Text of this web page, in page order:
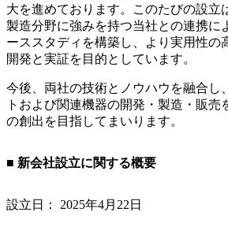
大を進めております。このたびの設立
製造分野に強みを持つ当社との連携に
ーススタディを構築し、より実用性の
開発と実証を目的としています。
今後、両社の技術とノウハウを融合し
トおよび関連機器の開発・製造・販売
の創出を目指してまいります。
■ 新会社設立に関する概要
設立日： 2025年4月22日